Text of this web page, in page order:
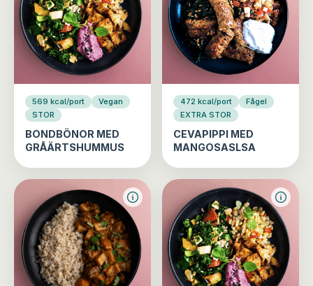
569 kcal/port
Vegan
STOR
BONDBÖNOR MED
GRÅÄRTSHUMMUS
472 kcal/port
Fågel
EXTRA STOR
CEVAPIPPI MED
MANGOSASLSA